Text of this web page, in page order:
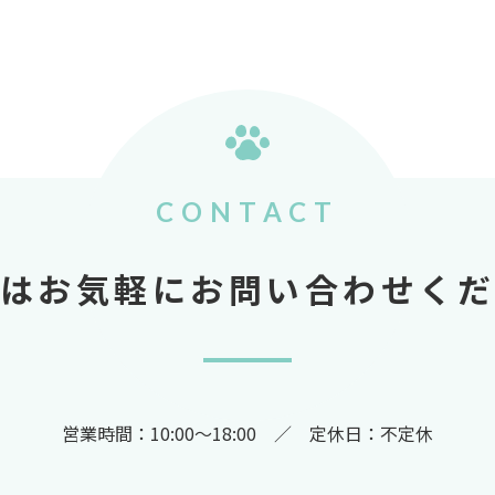
CONTACT
お気軽にお問い合わせく
営業時間：10:00～18:00 ／ 定休日：不定休